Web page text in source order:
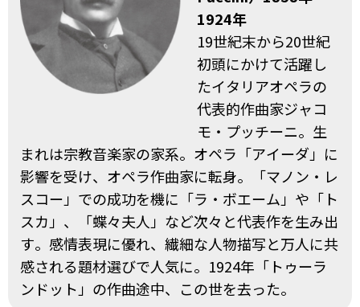
1924年
19世紀末から20世紀
初頭にかけて活躍し
たイタリアオペラの
代表的作曲家ジャコ
モ・プッチーニ。生
まれは宗教音楽家の家系。オペラ「アイーダ」に
影響を受け、オペラ作曲家に転身。「マノン・レ
スコー」での成功を機に「ラ・ボエーム」や「ト
スカ」、「蝶々夫人」など次々と代表作を生み出
す。感情表現に優れ、繊細な人物描写と万人に共
感される題材選びで人気に。1924年「トゥーラ
ンドット」の作曲途中、この世を去った。